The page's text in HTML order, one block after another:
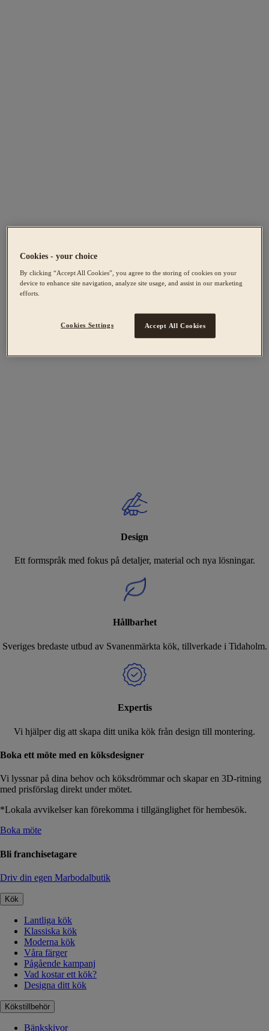
Design
Ett formspråk med fokus på detaljer, material och nya lösningar.
Hållbarhet
Sveriges bredaste utbud av Svanenmärkta kök, tillverkade i Tidaholm.
Expertis
Vi hjälper dig att skapa ditt unika kök från design till montering.
Boka ett möte med en köksdesigner
Vi lyssnar på dina behov och köksdrömmar och skapar en 3D-ritning
med prisförslag direkt under mötet.
*Lokala avvikelser kan förekomma i tillgänglighet för hembesök.
Boka möte
Bli franchisetagare
Driv din egen Marbodalbutik
Kök
Lantliga kök
Klassiska kök
Moderna kök
Våra färger
Pågående kampanj
Vad kostar ett kök?
Designa ditt kök
Kökstillbehör
Bänkskivor
Cookies - your choice
By clicking “Accept All Cookies”, you agree to the storing of cookies on your
device to enhance site navigation, analyze site usage, and assist in our marketing
efforts.
Cookies Settings Accept All Cookies